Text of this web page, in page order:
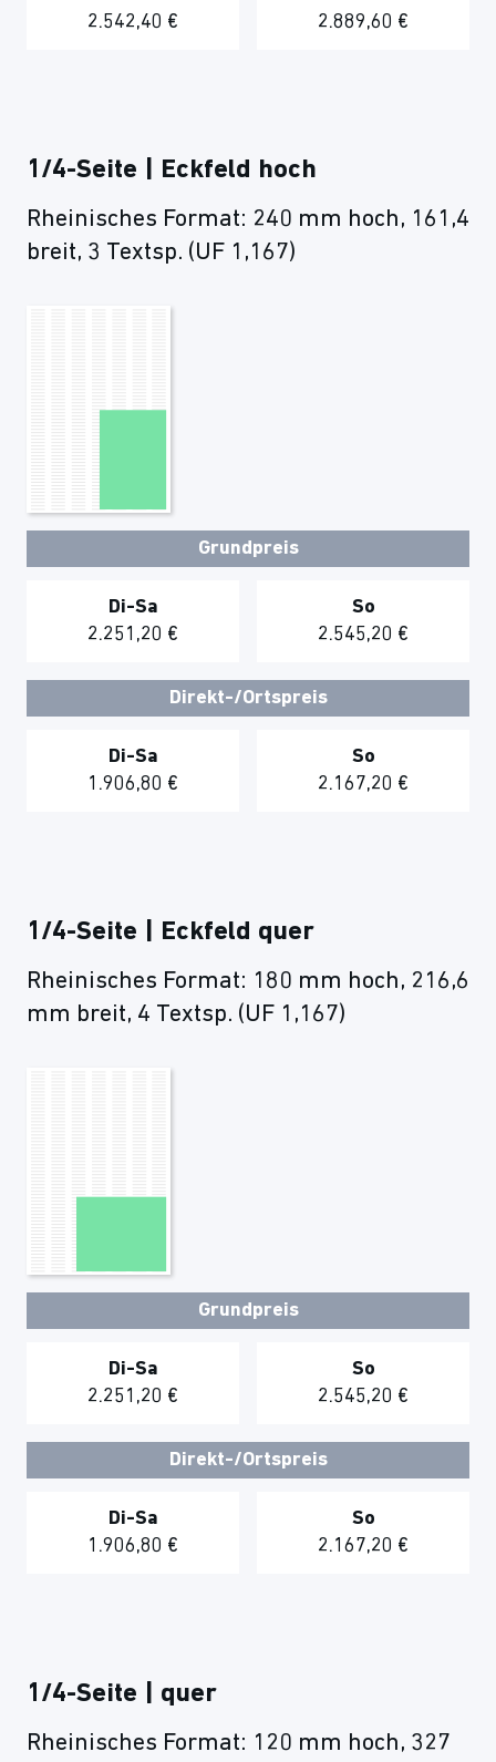
2.542,40 €
2.889,60 €
1/4-Seite | Eckfeld hoch
Rheinisches Format: 240 mm hoch, 161,4
breit, 3 Textsp. (UF 1,167)
Grundpreis
Di-Sa
2.251,20 €
So
2.545,20 €
Direkt-/Ortspreis
Di-Sa
1.906,80 €
So
2.167,20 €
1/4-Seite | Eckfeld quer
Rheinisches Format: 180 mm hoch, 216,6
mm breit, 4 Textsp. (UF 1,167)
Grundpreis
Di-Sa
2.251,20 €
So
2.545,20 €
Direkt-/Ortspreis
Di-Sa
1.906,80 €
So
2.167,20 €
1/4-Seite | quer
Rheinisches Format: 120 mm hoch, 327